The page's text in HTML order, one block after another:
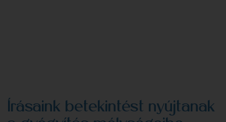
Írásaink betekintést nyújtanak